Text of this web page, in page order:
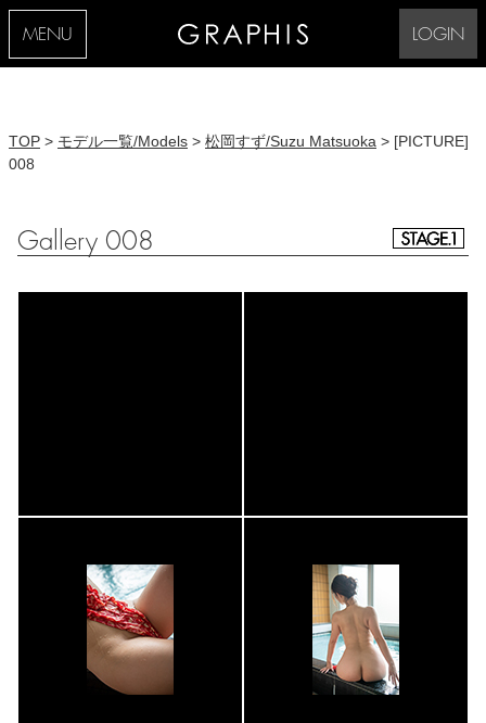
MENU LOGIN
TOP > モデル一覧/Models > 松岡すず/Suzu Matsuoka > [PICTURE]
008
Gallery 008